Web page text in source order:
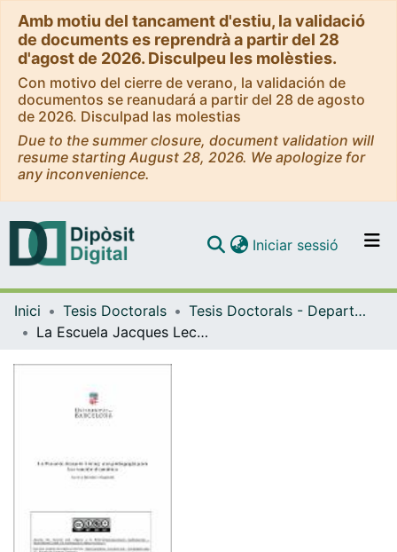
Amb motiu del tancament d'estiu, la validació
de documents es reprendrà a partir del 28
d'agost de 2026. Disculpeu les molèsties.
Con motivo del cierre de verano, la validación de
documentos se reanudará a partir del 28 de agosto
de 2026. Disculpad las molestias
Due to the summer closure, document validation will
resume starting August 28, 2026. We apologize for
any inconvenience.
Navega per tot el DD
Iniciar sessió (current)
Inici Tesis Doctorals
Tesis Doctorals - Departament - Història de l'Art
La Escuela Jacques Lecoq: una pedagogía para la creación dramática